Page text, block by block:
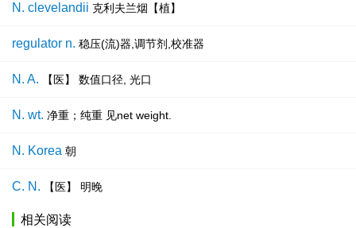
N. clevelandii 克利夫兰烟【植】
regulator n. 稳压(流)器,调节剂,校准器
N. A. 【医】 数值口径, 光口
N. wt. 净重；纯重 见net weight.
N. Korea 朝
C. N. 【医】 明晚
相关阅读